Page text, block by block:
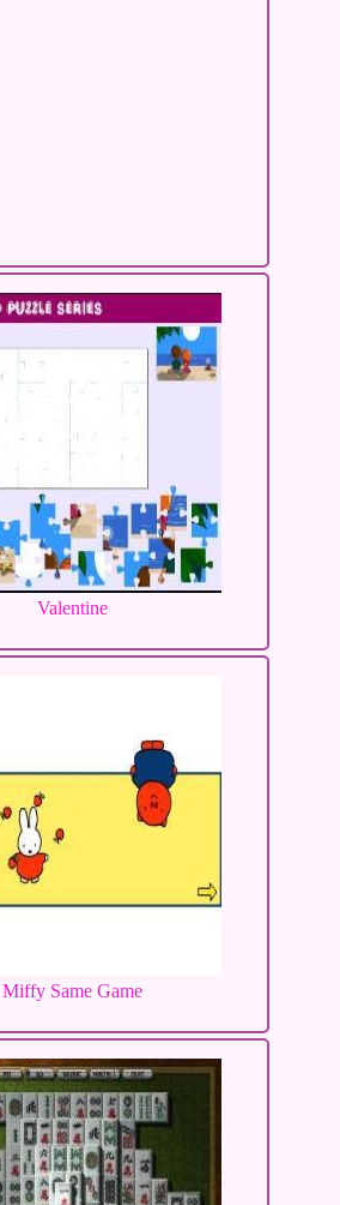
Valentine
Miffy Same Game